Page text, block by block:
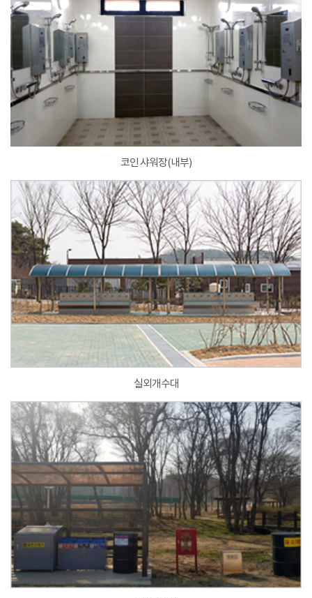
코인 샤워장(내부)
실외개수대